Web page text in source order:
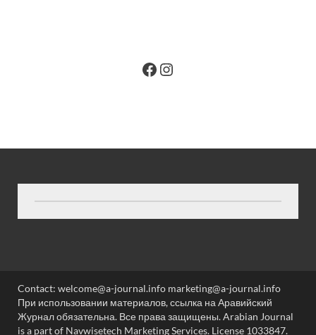
Contact: welcome@a-journal.info marketing@a-journal.info
При использовании материалов, ссылка на Аравийский
Журнал обязательна. Все права защищены. Arabian Journal
is a part of Navwisetech Marketing Services. License 1033847.